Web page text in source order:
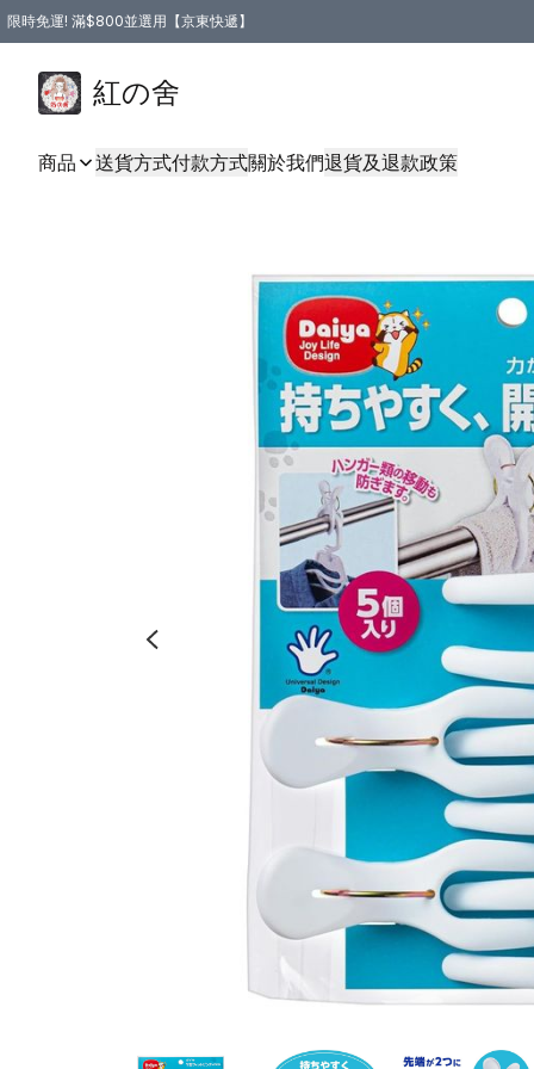
限時免運! 滿$800並選用【京東快遞】
紅の舍
商品 送貨方式付款方式關於我們退貨及退款政策